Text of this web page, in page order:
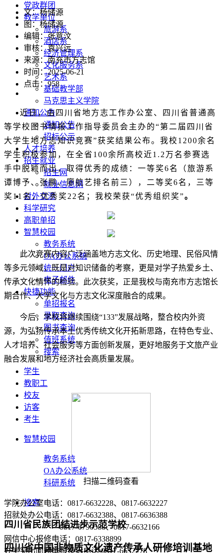
党政群团
教学单位
旅游系
酒店系
经济管理系
文化服务系
艺术系
基础教学部
马克思主义学院
通知公告
通知公告
招标公示
人才培养
招生就业
招生网
就业信息网
对外交流
科学研究
高职单招
智慧校园
教务系统
OA办公系统
统一门户
电子邮件
快捷功能
单招报名
录取查询
图书查询
值班系统
搜索
学生
教职工
校友
访客
考生
智慧校园
教务系统
OA办公系统
科研系统
搜索
四川省民族团结进步示范学校
四川省中国非物质文化遗产传承人研修培训基地
文：杨储源
图：杨储源
编辑：张意汶
审核：袁兴远
来源：南充市方志馆
时间：2025-06-21
点击：958
近日，由四川省地方志工作办公室、四川省普通高
等学校图书情报工作指导委员会主办的“第二届四川省
大学生地方志知识竞赛”获奖结果公布。我校1200余名
学生积极参加，在全省100余所高校近1.2 万名参赛选
手中脱颖而出，取得优秀的成绩：一等奖6名（旅游系
谭博予、张鹏、廖航艺排名前三），二等奖6名，三等
奖 11 名，优秀奖 22 名；我校荣获“优秀组织奖”。
此次竞赛内容广泛涵盖地方志文化、历史地理、民俗风情
等多元领域，既是对知识储备的考察，更是对学子热爱乡土、
传承文化情怀的检验。此次获奖，正是我校与南充市方志馆长
期合作、大学文化与方志文化深度融合的成果。
今后，学校将继续围绕“133”发展战略，整合校内外资
源，为弘扬传承本土优秀传统文化开拓新思路，在特色专业、
人才培养、社会服务等方面创新发展，更好地服务于文旅产业
融合发展和地方经济社会高质量发展。
扫描二维码查看
学院办公室电话：0817-6632228、0817-6632227
招就处办公电话：0817-6632388、0817-6636388
0817-6790588、0817-6632166
网信中心报修电话：0817-6338899
办学突出问题举报投诉电话:0817-6632278